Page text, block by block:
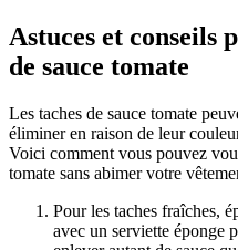
Astuces et conseils
de sauce tomate
Les taches de sauce tomate
éliminer en raison de leur
Voici comment vous pouvez
tomate sans abimer votre
Pour les taches fraîches,
avec un serviette éponge